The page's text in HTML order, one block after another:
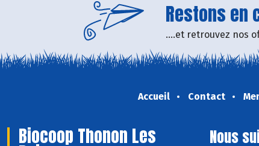
Restons en
....et retrouvez nos
Accueil Contact
Biocoop Thonon Les Nous